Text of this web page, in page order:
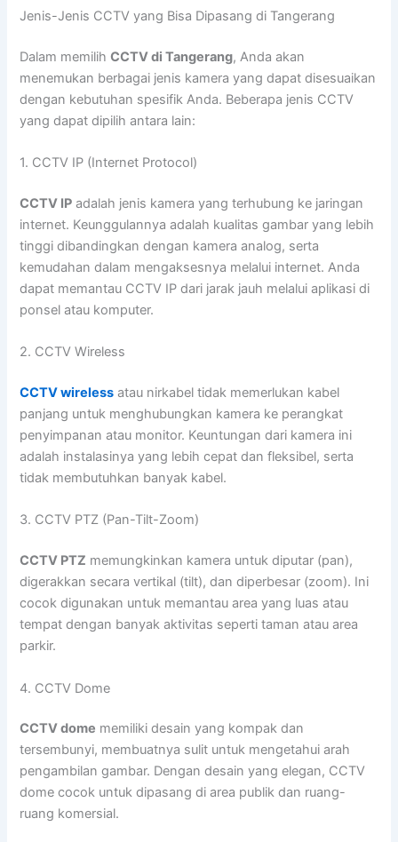
Jenis-Jenis CCTV yang Bisa Dipasang di Tangerang
Dalam memilihCCTV di Tangerang, Anda akan
menemukan berbagai jenis kamera yang dapat disesuaikan
dengan kebutuhan spesifik Anda. Beberapa jenis CCTV
yang dapat dipilih antara lain:
1. CCTV IP (Internet Protocol)
CCTV IP adalah jenis kamera yang terhubung ke jaringan
internet. Keunggulannya adalah kualitas gambar yang lebih
tinggi dibandingkan dengan kamera analog, serta
kemudahan dalam mengaksesnya melalui internet. Anda
dapat memantau CCTV IP dari jarak jauh melalui aplikasi di
ponsel atau komputer.
2. CCTV Wireless
CCTV wireless atau nirkabel tidak memerlukan kabel
panjang untuk menghubungkan kamera ke perangkat
penyimpanan atau monitor. Keuntungan dari kamera ini
adalah instalasinya yang lebih cepat dan fleksibel, serta
tidak membutuhkan banyak kabel.
3. CCTV PTZ (Pan-Tilt-Zoom)
CCTV PTZ memungkinkan kamera untuk diputar (pan),
digerakkan secara vertikal (tilt), dan diperbesar (zoom). Ini
cocok digunakan untuk memantau area yang luas atau
tempat dengan banyak aktivitas seperti taman atau area
parkir.
4. CCTV Dome
CCTV dome memiliki desain yang kompak dan
tersembunyi, membuatnya sulit untuk mengetahui arah
pengambilan gambar. Dengan desain yang elegan, CCTV
dome cocok untuk dipasang di area publik dan ruang-
ruang komersial.